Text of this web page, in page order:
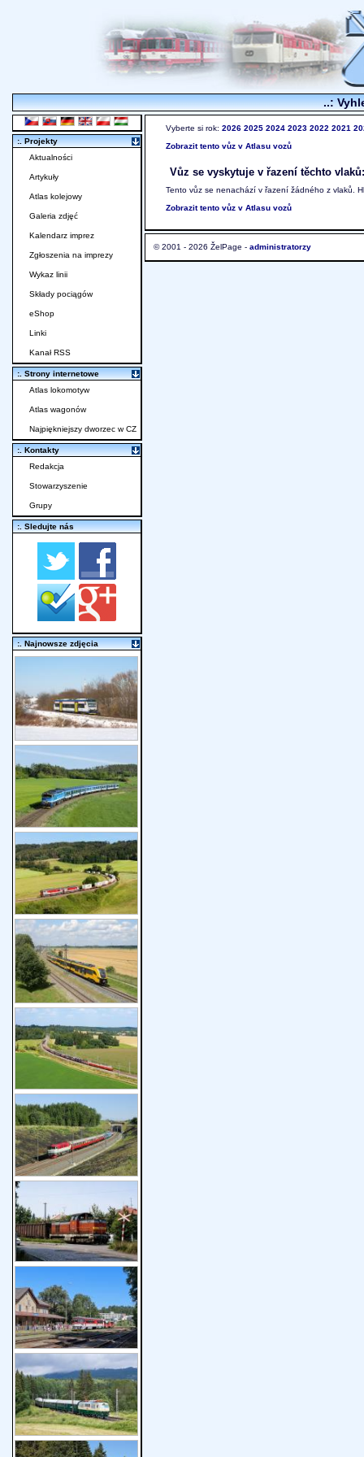
..:
Vyberte si rok: 2026 2025 2024 2023 2022 2021
Zobrazit tento vůz v Atlasu vozů
Vůz se vyskytuje v řazení těchto vlaků:
Tento vůz se nenachází v řazení žádného z vlaků.
Zobrazit tento vůz v Atlasu vozů
© 2001 - 2026 ŽelPage - administratorzy
:. Projekty
Aktualności
Artykuły
Atlas kolejowy
Galeria zdjęć
Kalendarz imprez
Zgłoszenia na imprezy
Wykaz linii
Składy pociągów
eShop
Linki
Kanał RSS
:. Strony internetowe
Atlas lokomotyw
Atlas wagonów
Najpiękniejszy dworzec w CZ
:. Kontakty
Redakcja
Stowarzyszenie
Grupy
:. Sledujte nás
:. Najnowsze zdjęcia